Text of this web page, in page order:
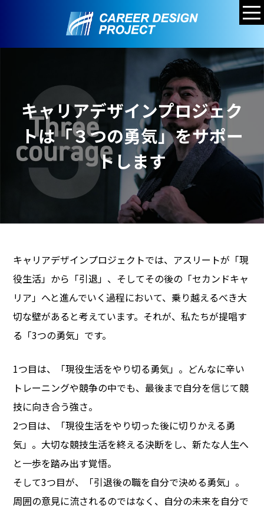
キャリアデザインプロジェク
トは「３つの勇気」をサポー
トします
キャリアデザインプロジェクトでは、アスリートが「現
役生活」から「引退」、そしてその後の「セカンドキャ
リア」へと進んでいく過程において、乗り越えるべき大
切な壁があると考えています。それが、私たちが提唱す
る「3つの勇気」です。
1つ目は、「現役生活をやり切る勇気」。どんなに辛い
トレーニングや競争の中でも、最後まで自分を信じて競
技に向き合う強さ。
2つ目は、「現役生活をやり切った後に切りかえる勇
気」。大切な競技生活を終える決断をし、新たな人生へ
と一歩を踏み出す覚悟。
そして3つ目が、「引退後の職を自分で決める勇気」。
周囲の意見に流されるのではなく、自分の未来を自分で